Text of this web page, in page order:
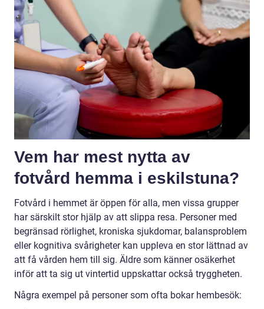
Vem har mest nytta av
fotvård hemma i eskilstuna?
Fotvård i hemmet är öppen för alla, men vissa grupper
har särskilt stor hjälp av att slippa resa. Personer med
begränsad rörlighet, kroniska sjukdomar, balansproblem
eller kognitiva svårigheter kan uppleva en stor lättnad av
att få vården hem till sig. Äldre som känner osäkerhet
inför att ta sig ut vintertid uppskattar också tryggheten.
Några exempel på personer som ofta bokar hembesök: